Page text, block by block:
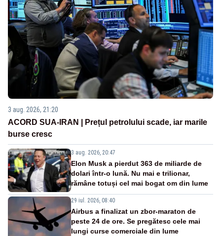
3 aug. 2026, 21:20
ACORD SUA-IRAN | Prețul petrolului scade, iar marile
burse cresc
3 aug. 2026, 20:47
Elon Musk a pierdut 363 de miliarde de
dolari într-o lună. Nu mai e trilionar,
rămâne totuși cel mai bogat om din lume
29 iul. 2026, 08:40
Airbus a finalizat un zbor-maraton de
peste 24 de ore. Se pregătesc cele mai
lungi curse comerciale din lume